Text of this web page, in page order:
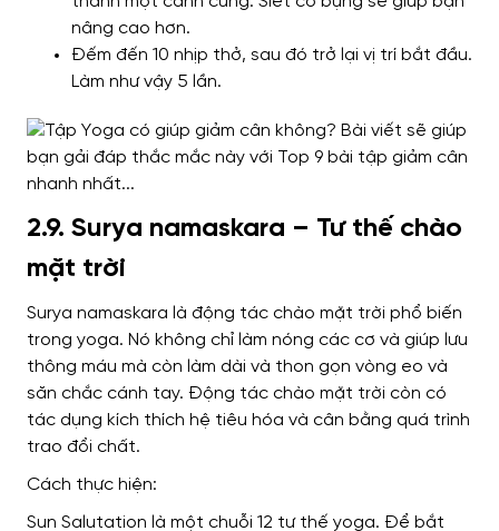
nâng cao hơn.
Đếm đến 10 nhịp thở, sau đó trở lại vị trí bắt đầu.
Làm như vậy 5 lần.
2.9. Surya namaskara – Tư thế chào
mặt trời
Surya namaskara là động tác chào mặt trời phổ biến
trong yoga. Nó không chỉ làm nóng các cơ và giúp lưu
thông máu mà còn làm dài và thon gọn vòng eo và
săn chắc cánh tay. Động tác chào mặt trời còn có
tác dụng kích thích hệ tiêu hóa và cân bằng quá trình
trao đổi chất.
Cách thực hiện:
Sun Salutation là một chuỗi 12 tư thế yoga. Để bắt